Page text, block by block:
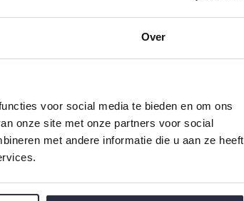
Over
voor social media te bieden en om ons
onze site met onze partners voor social
met andere informatie die u aan ze heeft